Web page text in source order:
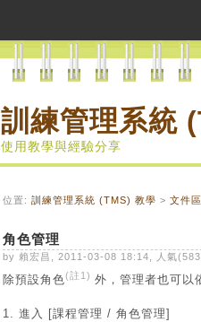
訓練管理系統
使用教學與經驗分享
位置: 訓練管理系統 (TMS) 教學 > 文件區
角色管理
by 賴宏昌, 2011-03-08 18:14, 人氣
除預設角色(註1) 外，管理者也可以
1. 進入 [課程管理 / 角色管理]